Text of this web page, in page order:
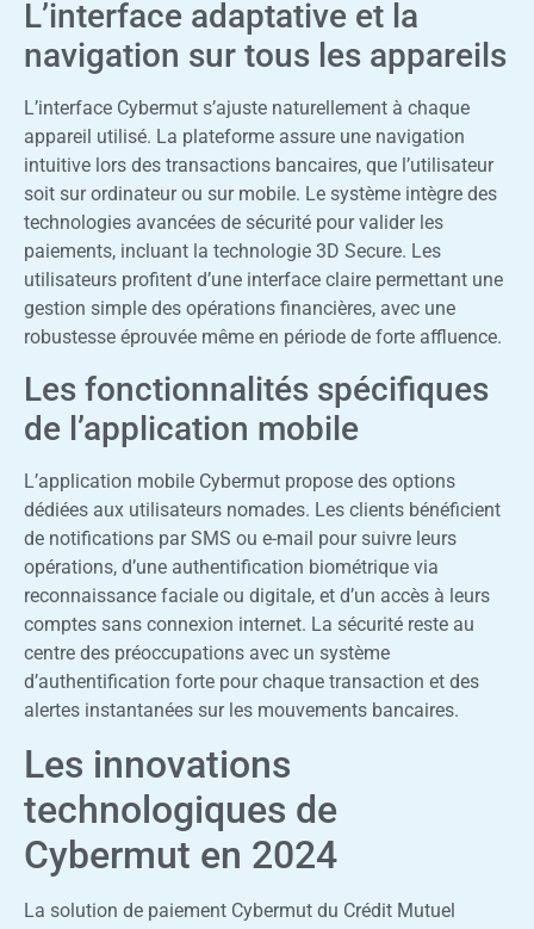
L’interface adaptative et la
navigation sur tous les appareils
L’interface Cybermut s’ajuste naturellement à chaque
appareil utilisé. La plateforme assure une navigation
intuitive lors des transactions bancaires, que l’utilisateur
soit sur ordinateur ou sur mobile. Le système intègre des
technologies avancées de sécurité pour valider les
paiements, incluant la technologie 3D Secure. Les
utilisateurs profitent d’une interface claire permettant une
gestion simple des opérations financières, avec une
robustesse éprouvée même en période de forte affluence.
Les fonctionnalités spécifiques
de l’application mobile
L’application mobile Cybermut propose des options
dédiées aux utilisateurs nomades. Les clients bénéficient
de notifications par SMS ou e-mail pour suivre leurs
opérations, d’une authentification biométrique via
reconnaissance faciale ou digitale, et d’un accès à leurs
comptes sans connexion internet. La sécurité reste au
centre des préoccupations avec un système
d’authentification forte pour chaque transaction et des
alertes instantanées sur les mouvements bancaires.
Les innovations
technologiques de
Cybermut en 2024
La solution de paiement Cybermut du Crédit Mutuel